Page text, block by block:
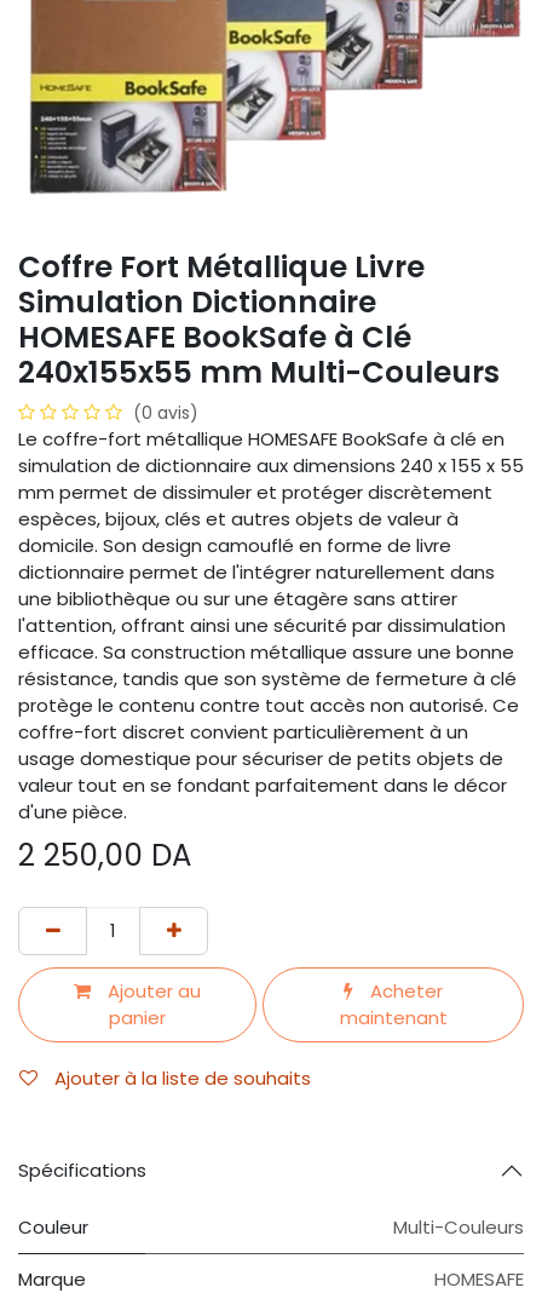
Coffre Fort Métallique Livre
Simulation Dictionnaire
HOMESAFE BookSafe à Clé
240x155x55 mm Multi-Couleurs
(0 avis)
Le coffre-fort métallique HOMESAFE BookSafe à clé en
simulation de dictionnaire aux dimensions 240 x 155 x 55
mm permet de dissimuler et protéger discrètement
espèces, bijoux, clés et autres objets de valeur à
domicile. Son design camouflé en forme de livre
dictionnaire permet de l'intégrer naturellement dans
une bibliothèque ou sur une étagère sans attirer
l'attention, offrant ainsi une sécurité par dissimulation
efficace. Sa construction métallique assure une bonne
résistance, tandis que son système de fermeture à clé
protège le contenu contre tout accès non autorisé. Ce
coffre-fort discret convient particulièrement à un
usage domestique pour sécuriser de petits objets de
valeur tout en se fondant parfaitement dans le décor
d'une pièce.
2 250,00 DA
Ajouter au
panier
Acheter
maintenant
Ajouter à la liste de souhaits
Spécifications
Couleur Multi-Couleurs
Marque HOMESAFE